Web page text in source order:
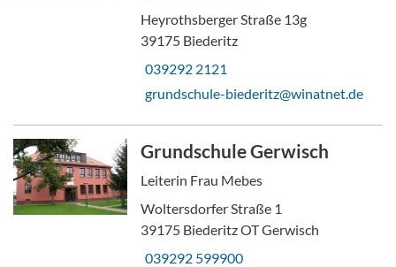
Heyrothsberger Straße 13g
39175 Biederitz
039292 2121
grundschule-biederitz@winatnet.de
Grundschule Gerwisch
Leiterin Frau Mebes
Woltersdorfer Straße 1
39175 Biederitz OT Gerwisch
039292 599900